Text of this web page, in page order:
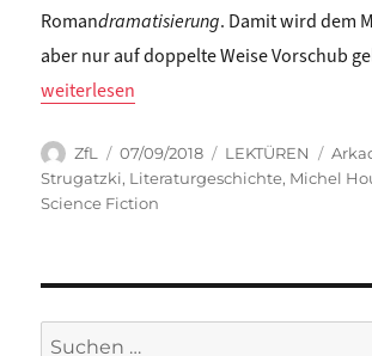
Romandramatisierung. Damit wird dem
aber nur auf doppelte Weise Vorschub
„Hanna Hamel: HOUELLEBECQS
weiterlesen
Autor
ZfL
Veröffentlicht
am
07/09/2018 Kategorien
LEKTÜREN
Strugatzki, Literaturgeschichte, Michel
Science Fiction
Suchen